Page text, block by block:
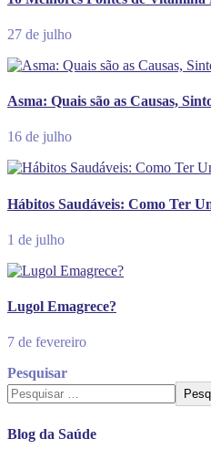
27 de julho
Asma: Quais são as Causas,
16 de julho
Hábitos Saudáveis: Como Ter
1 de julho
Lugol Emagrece?
7 de fevereiro
Pesquisar
Blog da Saúde